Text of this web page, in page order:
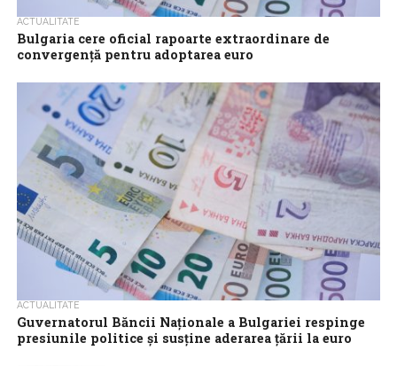
ACTUALITATE
Bulgaria cere oficial rapoarte extraordinare de
convergență pentru adoptarea euro
de convergență pentru evaluarea nivelului de pregătire în
vederea aderării la zona euro, informează Novinite....
ACTUALITATE
Guvernatorul Băncii Naționale a Bulgariei respinge
presiunile politice și susține aderarea țării la euro